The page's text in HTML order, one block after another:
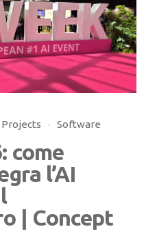
Projects Software
come
l’AI
| Concept